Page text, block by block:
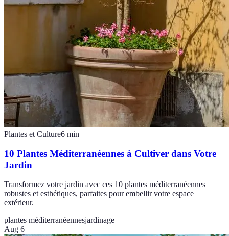
Plantes et Culture6 min
10 Plantes Méditerranéennes à Cultiver dans Votre
Jardin
Transformez votre jardin avec ces 10 plantes méditerranéennes
robustes et esthétiques, parfaites pour embellir votre espace
extérieur.
plantes méditerranéennesjardinage
Aug 6